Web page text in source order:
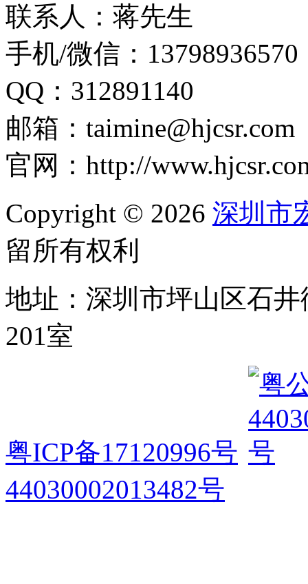
联系人：蒋先生
手机/微信：13798936570
QQ：312891140
邮箱：taimine@hjcsr.com
官网：http://
Copyright © 2026 深圳市
留所有权利
地址：深圳市坪山区石
201室
粤ICP备17120996号
44030002013482号